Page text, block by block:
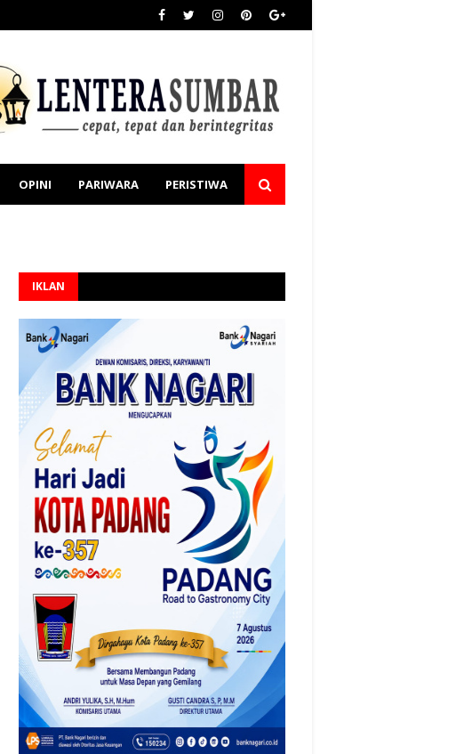
OPINI PARIWARA PERISTIWA
IKLAN